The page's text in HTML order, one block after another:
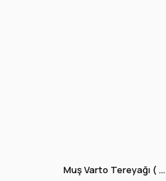
Muş Varto Tereyağı ( ...